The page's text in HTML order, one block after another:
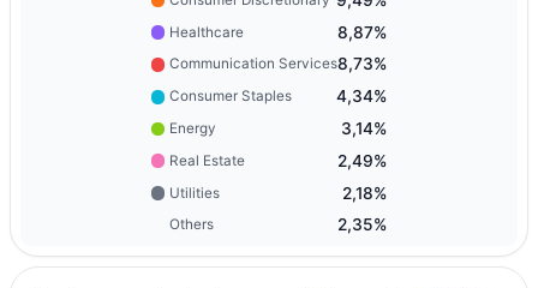
Healthcare 8,87%
Communication Services8,73%
Consumer Staples 4,34%
Energy 3,14%
Real Estate 2,49%
Utilities 2,18%
Others 2,35%